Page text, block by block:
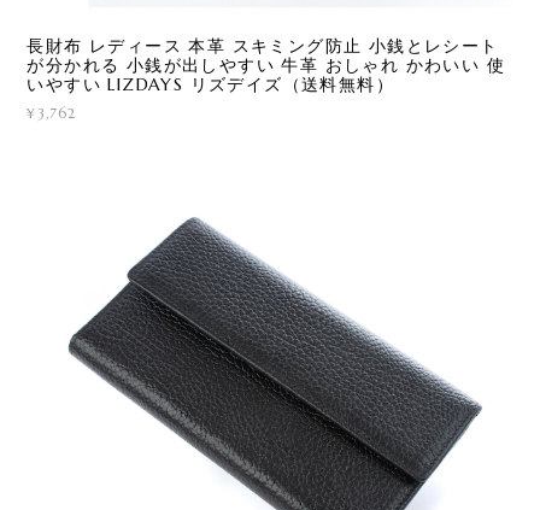
長財布 レディース 本革 スキミング防止 小銭とレシート
が分かれる 小銭が出しやすい 牛革 おしゃれ かわいい 使
いやすい LIZDAYS リズデイズ（送料無料）
¥3,762